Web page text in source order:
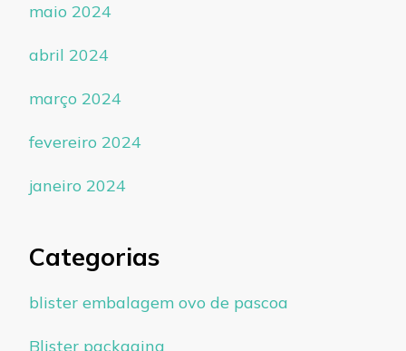
maio 2024
abril 2024
março 2024
fevereiro 2024
janeiro 2024
Categorias
blister embalagem ovo de pascoa
Blister packaging